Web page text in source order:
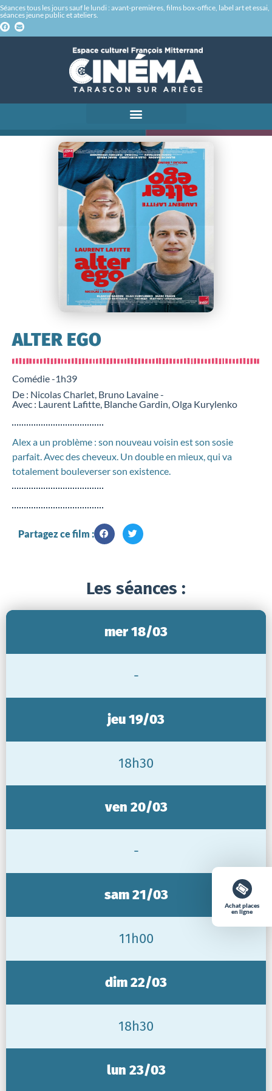
Séances tous les jours sauf le lundi : avant-premières, films box-office, label art et essai,
séances jeune public et ateliers.
ALTER EGO
Comédie -1h39
De : Nicolas Charlet, Bruno Lavaine -
Avec : Laurent Lafitte, Blanche Gardin, Olga Kurylenko
Alex a un problème : son nouveau voisin est son sosie
parfait. Avec des cheveux. Un double en mieux, qui va
totalement bouleverser son existence.
Partagez ce film :
Les séances :
Achat places
en ligne
mer 18/03
-
jeu 19/03
18h30
ven 20/03
-
sam 21/03
11h00
dim 22/03
18h30
lun 23/03